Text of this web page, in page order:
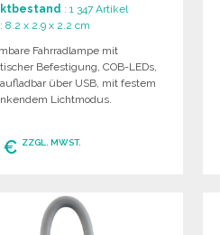
: 1 347 Artikel
: 8.2 x 2.9 x 2.2 cm
Fahrradlampe mit
Befestigung, COB-LEDs,
über USB, mit festem
Lichtmodus.
€ ZZGL. MWST.
Angebot anfordern